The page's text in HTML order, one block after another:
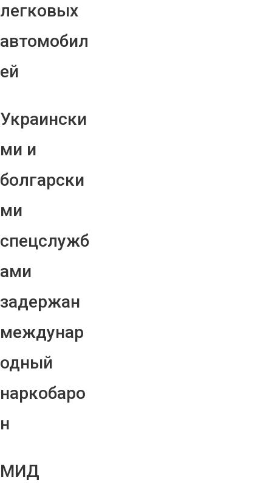
легковых
автомобил
ей
Украински
ми и
болгарски
ми
спецслужб
ами
задержан
междунар
одный
наркобаро
н
МИД